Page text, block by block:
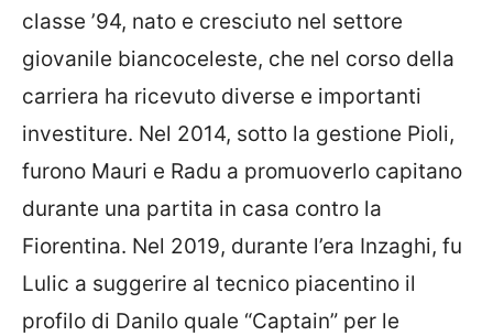
classe ’94, nato e cresciuto nel settore
giovanile biancoceleste, che nel corso della
carriera ha ricevuto diverse e importanti
investiture. Nel 2014, sotto la gestione Pioli,
furono Mauri e Radu a promuoverlo capitano
durante una partita in casa contro la
Fiorentina. Nel 2019, durante l’era Inzaghi, fu
Lulic a suggerire al tecnico piacentino il
profilo di Danilo quale “Captain” per le